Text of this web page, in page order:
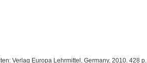
Verlag Europa Lehrmittel, Germany, 2010. 428 p.